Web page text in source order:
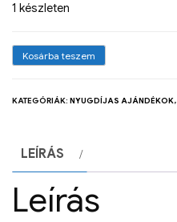
1 készleten
Kosárba teszem
KATEGÓRIÁK: NYUGDÍJAS AJÁNDÉKOK,
LEÍRÁS
Leírás